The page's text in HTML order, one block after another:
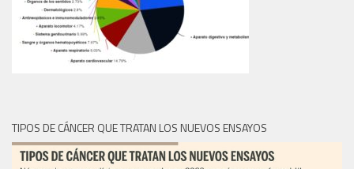
TIPOS DE CÁNCER QUE TRATAN LOS NUEVOS ENSAYOS